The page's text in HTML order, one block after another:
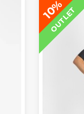
10%
OUTLET